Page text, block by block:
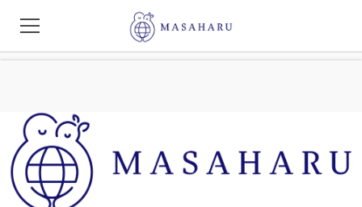
業務用 海へ・・・
2030SDGSカードゲーム
SDGSカードゲーム【体験談】